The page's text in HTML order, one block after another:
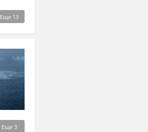
Еще 13
Еще 3